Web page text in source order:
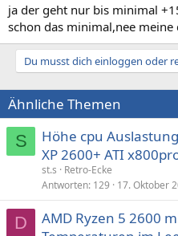
ja der geht nur bis minimal
schon das minimal,nee meine
Du musst dich einloggen oder
Ähnliche Themen
S
Höhe cpu
XP 2600+ ATI
st.s
Retro-Ecke
Antworten 129 17. Oktober
D
AMD Ryzen 5 2600